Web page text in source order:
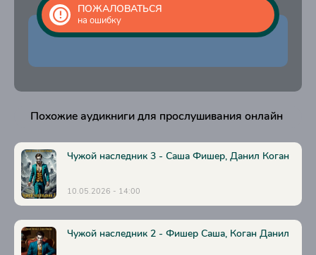
20
21
25
26
ПОЖАЛОВАТЬСЯ
на ошибку
Похожие аудикниги для прослушивания онлайн
Чужой наследник 3 - Саша Фишер, Данил Коган
10.05.2026 - 14:00
Чужой наследник 2 - Фишер Саша, Коган Данил